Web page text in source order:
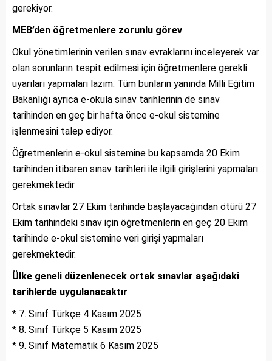
gerekiyor.
MEB’den öğretmenlere zorunlu görev
Okul yönetimlerinin verilen sınav evraklarını inceleyerek var
olan sorunların tespit edilmesi için öğretmenlere gerekli
uyarıları yapmaları lazım. Tüm bunların yanında Milli Eğitim
Bakanlığı ayrıca e-okula sınav tarihlerinin de sınav
tarihinden en geç bir hafta önce e-okul sistemine
işlenmesini talep ediyor.
Öğretmenlerin e-okul sistemine bu kapsamda 20 Ekim
tarihinden itibaren sınav tarihleri ile ilgili girişlerini yapmaları
gerekmektedir.
Ortak sınavlar 27 Ekim tarihinde başlayacağından ötürü 27
Ekim tarihindeki sınav için öğretmenlerin en geç 20 Ekim
tarihinde e-okul sistemine veri girişi yapmaları
gerekmektedir.
Ülke geneli düzenlenecek ortak sınavlar aşağıdaki
tarihlerde uygulanacaktır
* 7. Sınıf Türkçe 4 Kasım 2025
* 8. Sınıf Türkçe 5 Kasım 2025
* 9. Sınıf Matematik 6 Kasım 2025